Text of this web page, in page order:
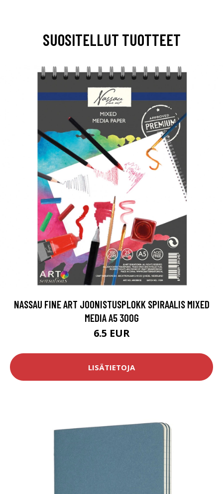
SUOSITELLUT TUOTTEET
NASSAU FINE ART JOONISTUSPLOKK SPIRAALIS MIXED
MEDIA A5 300G
6.5 EUR
LISÄTIETOJA